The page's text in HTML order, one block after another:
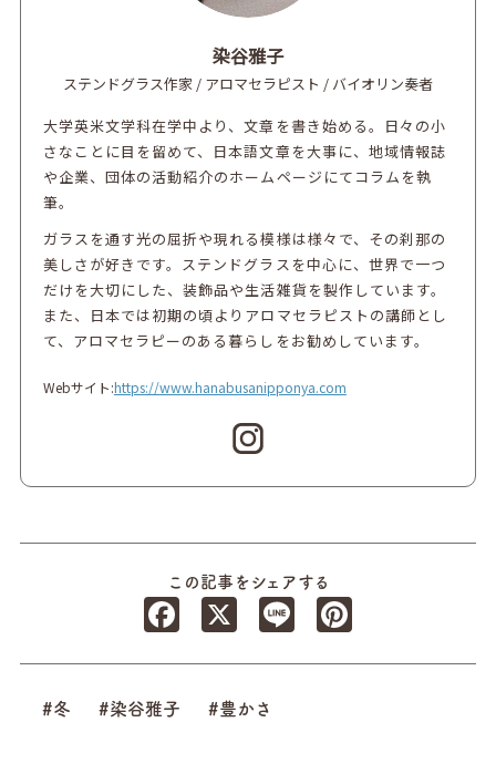
染谷雅子
ステンドグラス作家 / アロマセラピスト / バイオリン奏者
大学英米文学科在学中より、文章を書き始める。日々の小
さなことに目を留めて、日本語文章を大事に、地域情報誌
や企業、団体の活動紹介のホームページにてコラムを執
筆。
ガラスを通す光の屈折や現れる模様は様々で、その刹那の
美しさが好きです。ステンドグラスを中心に、世界で一つ
だけを大切にした、装飾品や生活雑貨を製作しています。
また、日本では初期の頃よりアロマセラピストの講師とし
て、アロマセラピーのある暮らしをお勧めしています。
Webサイト:https://www.hanabusanipponya.com
この記事をシェアする
Facebook
Line
#冬 #染谷雅子 #豊かさ